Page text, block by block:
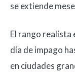
se extiende
El rango realista
día de impago
en ciudades